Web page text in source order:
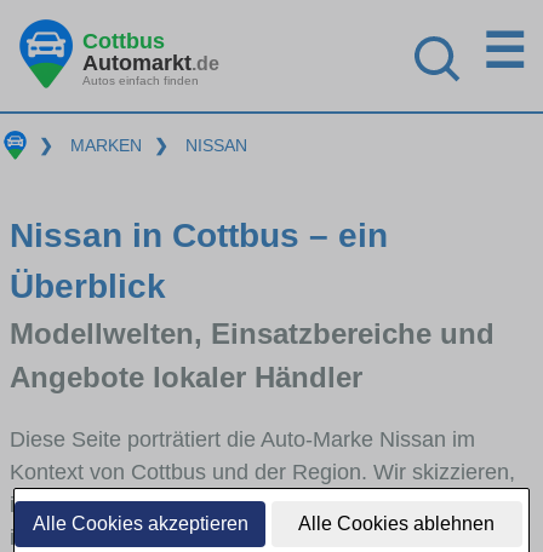
Alle Cookies akzeptieren Alle Cookies ablehnen
Cottbus
Automarkt.de
Autos einfach finden
☰
❯ MARKEN ❯ NISSAN
Nissan in Cottbus – ein
Überblick
Modellwelten, Einsatzbereiche und
Angebote lokaler Händler
Diese Seite porträtiert die Auto-Marke Nissan im
Kontext von Cottbus und der Region. Wir skizzieren,
in welchen Fahrzeugklassen Nissan stark vertreten
ist, welche Modellreihen häufig im Stadt- und